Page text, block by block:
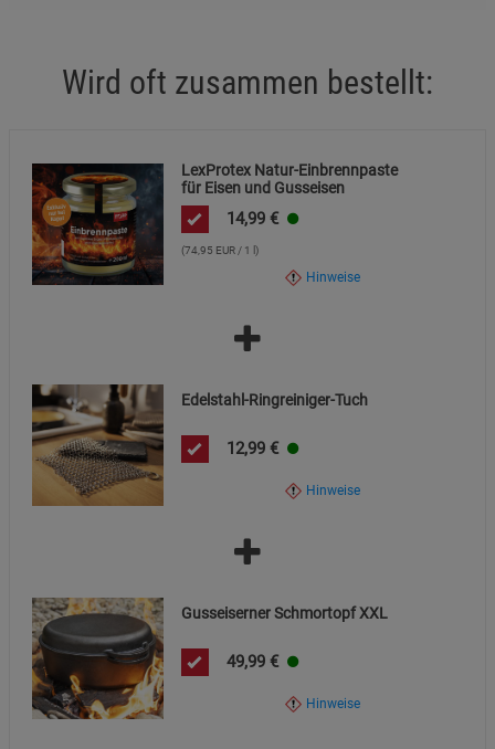
Wird oft zusammen bestellt:
LexProtex Natur-Einbrennpaste
für Eisen und Gusseisen
14,99 €
(74,95 EUR / 1 l)
Hinweise
Edelstahl-Ringreiniger-Tuch
12,99 €
Hinweise
Gusseiserner Schmortopf XXL
49,99 €
Hinweise